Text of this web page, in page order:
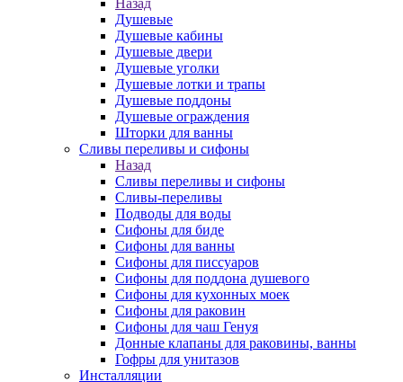
Назад
Душевые
Душевые кабины
Душевые двери
Душевые уголки
Душевые лотки и трапы
Душевые поддоны
Душевые ограждения
Шторки для ванны
Сливы переливы и сифоны
Назад
Сливы переливы и сифоны
Сливы-переливы
Подводы для воды
Сифоны для биде
Сифоны для ванны
Сифоны для писсуаров
Сифоны для поддона душевого
Сифоны для кухонных моек
Сифоны для раковин
Сифоны для чаш Генуя
Донные клапаны для раковины, ванны
Гофры для унитазов
Инсталляции